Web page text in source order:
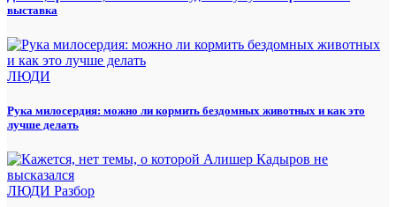
выставка
ЛЮДИ
Рука милосердия: можно ли кормить бездомных животных и как это
лучше делать
ЛЮДИ Разбор